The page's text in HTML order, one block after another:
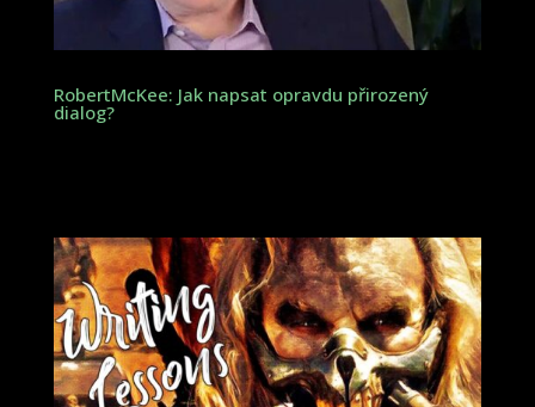
RobertMcKee: Jak napsat opravdu přirozený
dialog?